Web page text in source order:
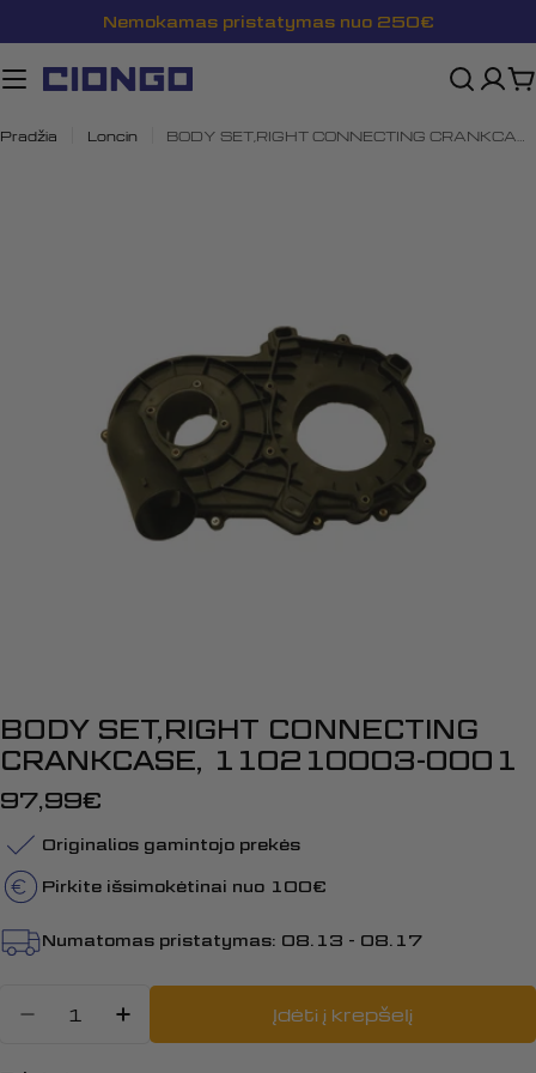
prie
turinio
Nemokamas pristatymas nuo 250€
Pradžia Loncin
mediją 0 modalyje
BODY SET,RIGHT CONNECTING
CRANKCASE, 110210003-0001
Įprasta
kaina
97,99€
Originalios gamintojo prekės
Pirkite išsimokėtinai nuo 100€
Numatomas pristatymas: 08.13 - 08.17
Sumažinti kiekį: BODY
Padidinti BODY SET,RIGHT
Įdėti į krepšelį